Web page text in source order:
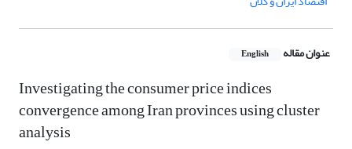
عنوان مقاله English
Investigating the consumer price indices
convergence among Iran provinces using cluster
analysis